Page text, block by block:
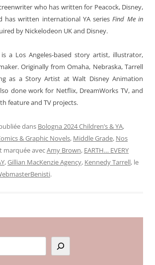
who has written for Peacock, Disney,
has written international YA seriesFind Me in
by Nickelodeon UK and Disney.
is a Los Angeles-based story artist, illustrator,
Originally from Omaha, Nebraska, Tarrell
as a Story Artist at Walt Disney Animation
done work for Netflix, DreamWorks TV, and
feature and TV projects.
dans Bologna 2024 Children’s & YA,
& Graphic Novels, Middle Grade, Nos
marquée avecAmy Brown, EARTH… EVERY
,Gillian MacKenzie Agency, Kennedy Tarrell, le
.